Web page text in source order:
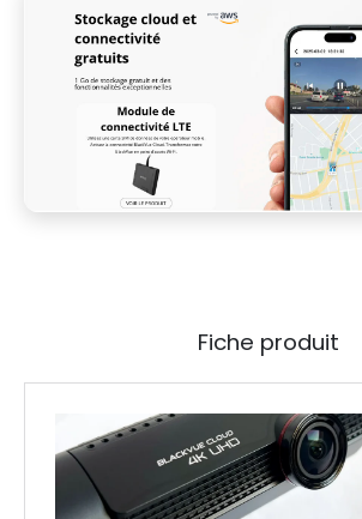
Fiche produit